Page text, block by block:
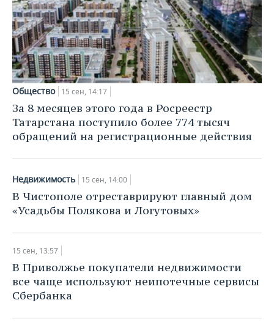
Общество 15 сен, 14:17
За 8 месяцев этого года в Росреестр
Татарстана поступило более 774 тысяч
обращений на регистрационные действия
Недвижимость 15 сен, 14:00
В Чистополе отреставрируют главный дом
«Усадьбы Полякова и Логутовых»
15 сен, 13:57
В Приволжье покупатели недвижимости
все чаще используют неипотечные сервисы
Сбербанка